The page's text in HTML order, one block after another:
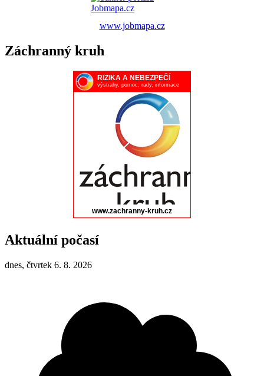
www.jobmapa.cz
Záchranný kruh
Aktuální počasí
dnes, čtvrtek 6. 8. 2026